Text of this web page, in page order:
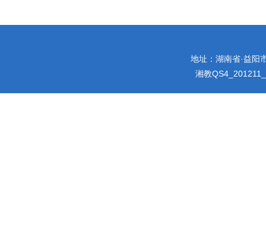
地址：湖南省·益阳
湘教